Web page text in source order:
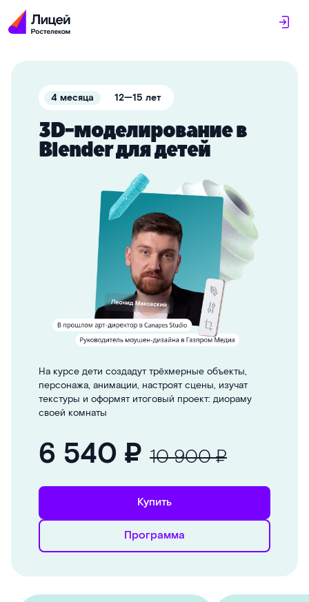
ㅤ4 месяцаㅤ ㅤ12—15 летㅤ
3D-моделирование в
Blender для детей
На курсе дети создадут трёхмерные объекты,
персонажа, анимации, настроят сцены, изучат
текстуры и оформят итоговый проект: диораму
своей комнаты
6 540 ₽ 10 900 ₽
Купить
Программа